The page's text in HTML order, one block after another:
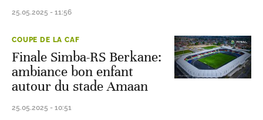
25.05.2025 - 11:56
COUPE DE LA CAF
Finale Simba-RS Berkane:
ambiance bon enfant
autour du stade Amaan
25.05.2025 - 10:51